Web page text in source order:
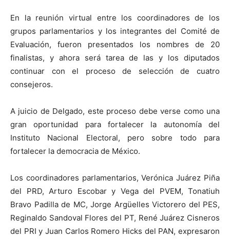
En la reunión virtual entre los coordinadores de los
grupos parlamentarios y los integrantes del Comité de
Evaluación, fueron presentados los nombres de 20
finalistas, y ahora será tarea de las y los diputados
continuar con el proceso de selección de cuatro
consejeros.
A juicio de Delgado, este proceso debe verse como una
gran oportunidad para fortalecer la autonomía del
Instituto Nacional Electoral, pero sobre todo para
fortalecer la democracia de México.
Los coordinadores parlamentarios, Verónica Juárez Piña
del PRD, Arturo Escobar y Vega del PVEM, Tonatiuh
Bravo Padilla de MC, Jorge Argüelles Victorero del PES,
Reginaldo Sandoval Flores del PT, René Juárez Cisneros
del PRI y Juan Carlos Romero Hicks del PAN, expresaron